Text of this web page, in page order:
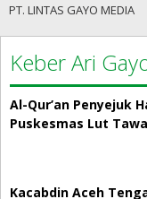
PT. LINTAS GAYO MEDIA
Keber Ari
Al-Qur’an Penyejuk
Puskesmas Lut
Kacabdin Aceh